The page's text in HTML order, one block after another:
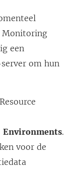
Monitoring
een
om hun
Environments.
voor de